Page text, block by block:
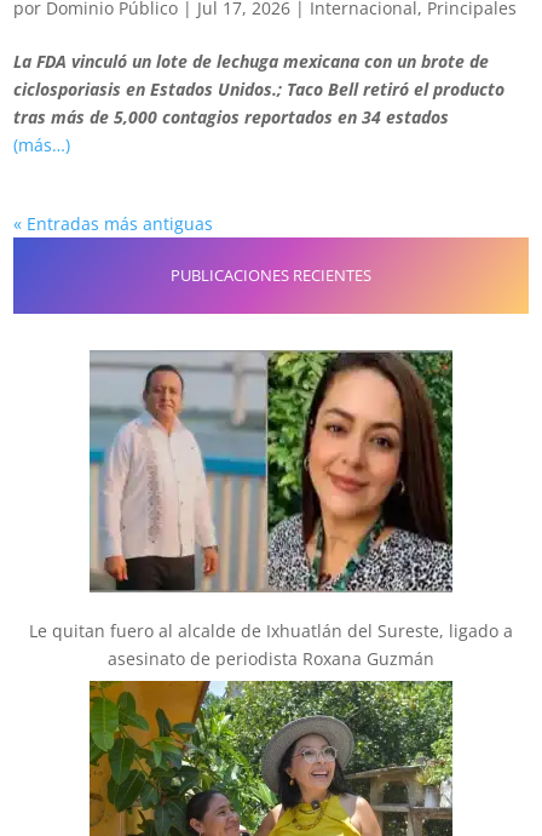
por Dominio Público | Jul 17, 2026 | Internacional, Principales
La FDA vinculó un lote de lechuga mexicana con un brote de
ciclosporiasis en Estados Unidos.; Taco Bell retiró el producto
tras más de 5,000 contagios reportados en 34 estados
(más…)
« Entradas más antiguas
PUBLICACIONES RECIENTES
Le quitan fuero al alcalde de Ixhuatlán del Sureste, ligado a
asesinato de periodista Roxana Guzmán